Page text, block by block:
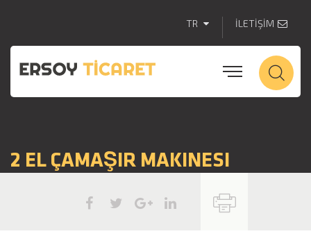
TR İLETİŞİM
2 EL ÇAMAŞIR MAKINESI